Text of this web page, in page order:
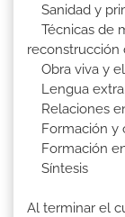
Sanidad y
Técnicas de
Obra viva y
Lengua
Relaciones
Formación y
Formación
Síntesis
Al terminar el